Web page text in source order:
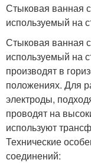
Стыковая ванная
используемый на
Стыковая ванная
используемый на
производят в
положениях. Для
электроды,
проводят на
используют
Технические
соединений: